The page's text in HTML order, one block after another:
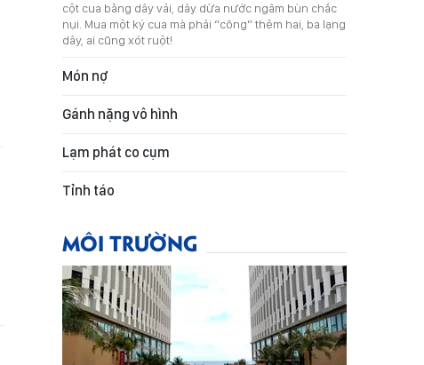
cột cua bằng dây vải, dây dừa nước ngâm bùn chắc
nụi. Mua một ký cua mà phải “cõng” thêm hai, ba lạng
dây, ai cũng xót ruột!
Món nợ
Gánh nặng vô hình
Lạm phát co cụm
Tỉnh táo
MÔI TRƯỜNG